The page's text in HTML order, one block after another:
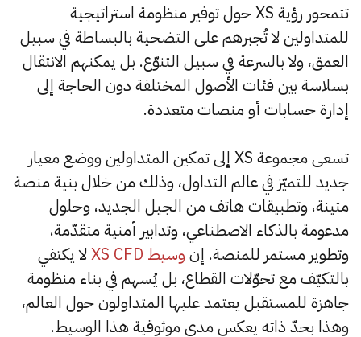
تتمحور رؤية XS حول توفير منظومة استراتيجية
للمتداولين لا تُجبرهم على التضحية بالبساطة في سبيل
العمق، ولا بالسرعة في سبيل التنوّع. بل يمكنهم الانتقال
بسلاسة بين فئات الأصول المختلفة دون الحاجة إلى
إدارة حسابات أو منصات متعددة.
تسعى مجموعة XS إلى تمكين المتداولين ووضع معيار
جديد للتميّز في عالم التداول، وذلك من خلال بنية منصة
متينة، وتطبيقات هاتف من الجيل الجديد، وحلول
مدعومة بالذكاء الاصطناعي، وتدابير أمنية متقدّمة،
وتطوير مستمر للمنصة. إن وسيط XS CFD
لا يكتفي
بالتكيّف مع تحوّلات القطاع، بل يُسهم في بناء منظومة
جاهزة للمستقبل يعتمد عليها المتداولون حول العالم،
وهذا بحدّ ذاته يعكس مدى موثوقية هذا الوسيط.